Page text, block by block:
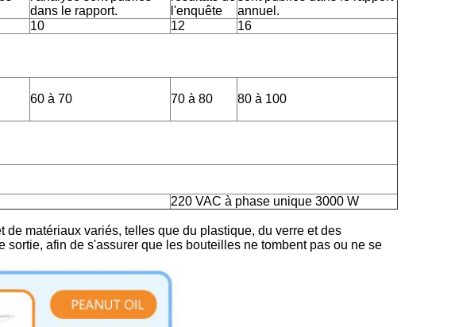
dans le rapport.
l'enquête
annuel.
10 12
16
60 à 70 70 à 80 80 à 100
220 VAC à phase unique 3000 W
matériaux variés, telles que du plastique, du verre et des
afin de s'assurer que les bouteilles ne tombent pas ou ne se